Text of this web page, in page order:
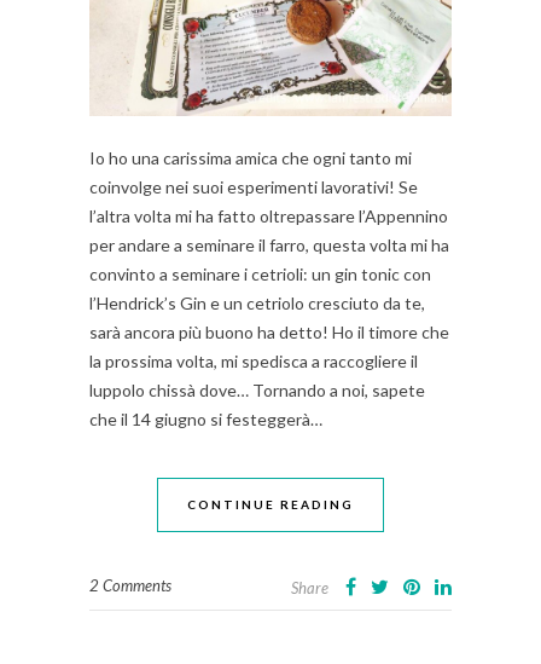
Io ho una carissima amica che ogni tanto mi
coinvolge nei suoi esperimenti lavorativi! Se
l’altra volta mi ha fatto oltrepassare l’Appennino
per andare a seminare il farro, questa volta mi ha
convinto a seminare i cetrioli: un gin tonic con
l’Hendrick’s Gin e un cetriolo cresciuto da te,
sarà ancora più buono ha detto! Ho il timore che
la prossima volta, mi spedisca a raccogliere il
luppolo chissà dove… Tornando a noi, sapete
che il 14 giugno si festeggerà…
CONTINUE READING
2 Comments Share